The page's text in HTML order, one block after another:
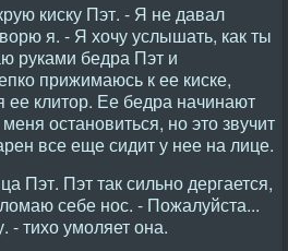
киску Пэт. - Я не давал
я. - Я хочу услышать, как ты
руками бедра Пэт и
прижимаюсь к ее киске,
клитор. Ее бедра начинают
остановиться, но это звучит
все еще сидит у нее на лице.
Пэт. Пэт так сильно дергается,
себе нос. - Пожалуйста...
- тихо умоляет она.